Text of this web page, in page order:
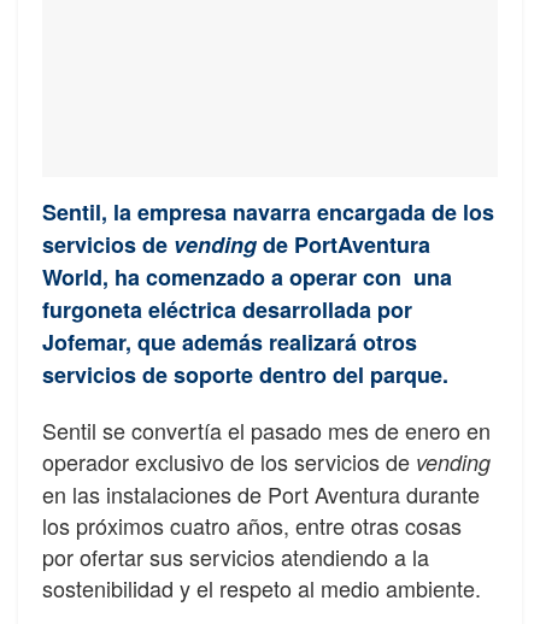
Sentil, la empresa navarra encargada de los
servicios de vendingde PortAventura
World, ha comenzado a operar con una
furgoneta eléctrica desarrollada por
Jofemar, que además realizará otros
servicios de soporte dentro del parque.
Sentil se convertía el pasado mes de enero en
operador exclusivo de los servicios de vending
en las instalaciones de Port Aventura durante
los próximos cuatro años, entre otras cosas
por ofertar sus servicios atendiendo a la
sostenibilidad y el respeto al medio ambiente.